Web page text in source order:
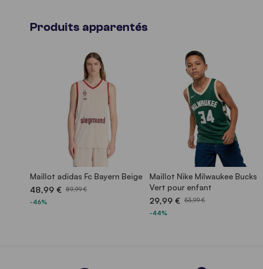
Produits apparentés
Maillot adidas Fc Bayern Beige
48,99 € 89,99 €
-46%
Maillot Nike Milwaukee Bucks
Vert pour enfant
29,99 € 53,99 €
-44%